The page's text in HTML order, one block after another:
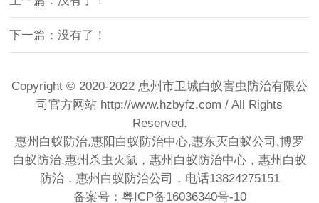
下一篇：没有了！
Copyright © 2020-2022 恵州市卫城白蚁害虫防治有限公
司官方网站 http://www.hzbyfz.com / All Rights
Reserved.
惠州白蚁防治,惠阳白蚁防治中心,惠东灭白蚁公司,博罗
白蚁防治,惠州杀虫灭鼠，惠州白蚁防治中心，惠州白蚁
防治，惠州白蚁防治公司，电话13824275151
备案号：粤ICP备16036340号-10